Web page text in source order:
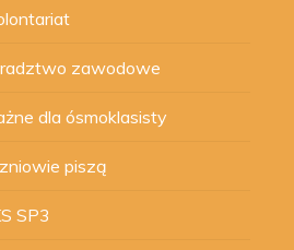
zawodowe
dla ósmoklasisty
piszą
SP3